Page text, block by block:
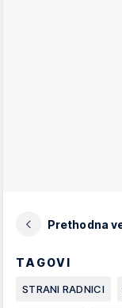
Prethodna
TAGOVI
STRANI RADNICI